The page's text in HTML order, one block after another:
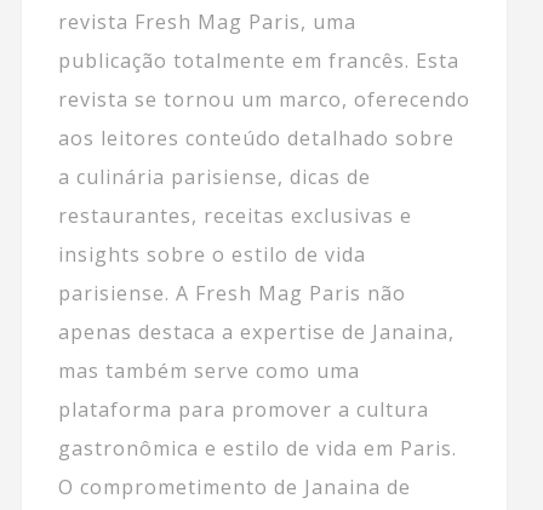
revista Fresh Mag Paris, uma
publicação totalmente em francês. Esta
revista se tornou um marco, oferecendo
aos leitores conteúdo detalhado sobre
a culinária parisiense, dicas de
restaurantes, receitas exclusivas e
insights sobre o estilo de vida
parisiense. A Fresh Mag Paris não
apenas destaca a expertise de Janaina,
mas também serve como uma
plataforma para promover a cultura
gastronômica e estilo de vida em Paris.
O comprometimento de Janaina de